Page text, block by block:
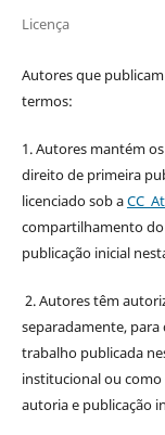
Licença
Autores que
termos:
1. Autores mantém
direito de primeira
licenciado sob aCC
compartilhamento
publicação inicial
2. Autores têm
separadamente,
trabalho publicada
institucional ou
autoria e publicação